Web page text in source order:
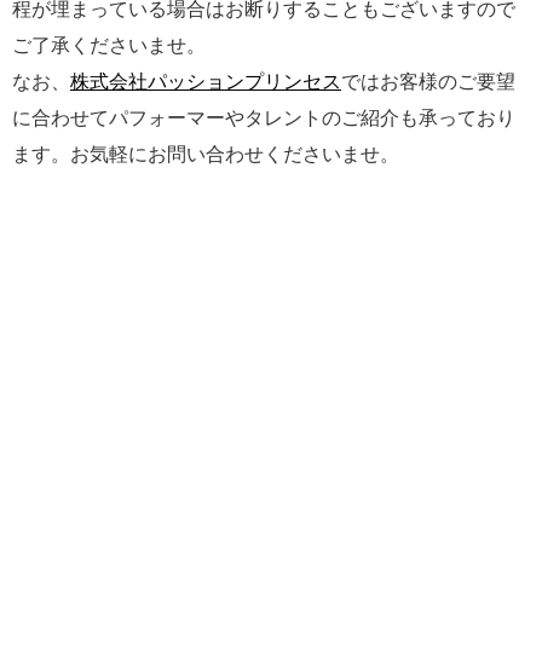
程が埋まっている場合はお断りすることもございますので
ご了承くださいませ。
なお、 株式会社パッションプリンセスではお客様のご要望
に合わせてパフォーマーやタレントのご紹介も承っており
ます。お気軽にお問い合わせくださいませ。